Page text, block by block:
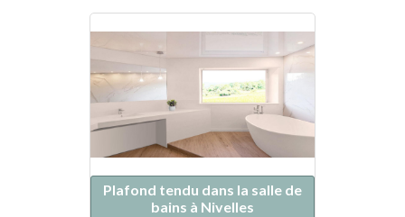
Plafond tendu dans la salle de
bains à Nivelles